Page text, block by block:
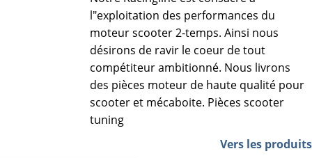
l"exploitation des performances du
moteur scooter 2-temps. Ainsi nous
désirons de ravir le coeur de tout
compétiteur ambitionné. Nous livrons
des pièces moteur de haute qualité pour
scooter et mécaboite. Pièces scooter
tuning
Vers les produits